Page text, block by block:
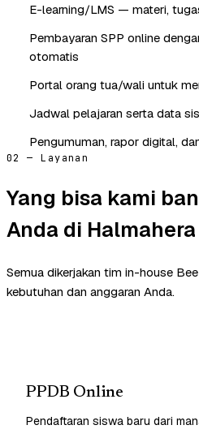
E-learning/LMS — materi,
Pembayaran SPP online
otomatis
Portal orang tua/wali untuk
Jadwal pelajaran serta data
Pengumuman, rapor digital,
02 — Layanan
Yang bisa kami
Anda di
Semua dikerjakan tim in-house
kebutuhan dan anggaran Anda.
PPDB Online
Pendaftaran siswa baru dari